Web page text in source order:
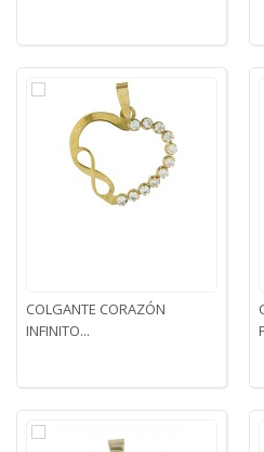
COLGANTE CORAZÓN
INFINITO...